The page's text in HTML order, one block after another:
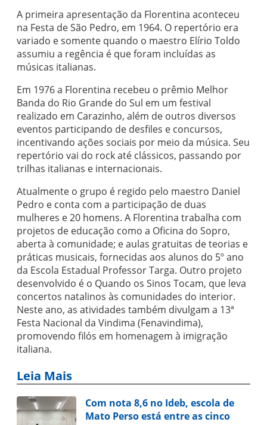
A primeira apresentação da Florentina aconteceu
na Festa de São Pedro, em 1964. O repertório era
variado e somente quando o maestro Elírio Toldo
assumiu a regência é que foram incluídas as
músicas italianas.
Em 1976 a Florentina recebeu o prêmio Melhor
Banda do Rio Grande do Sul em um festival
realizado em Carazinho, além de outros diversos
eventos participando de desfiles e concursos,
incentivando ações sociais por meio da música. Seu
repertório vai do rock até clássicos, passando por
trilhas italianas e internacionais.
Atualmente o grupo é regido pelo maestro Daniel
Pedro e conta com a participação de duas
mulheres e 20 homens. A Florentina trabalha com
projetos de educação como a Oficina do Sopro,
aberta à comunidade; e aulas gratuitas de teorias e
práticas musicais, fornecidas aos alunos do 5º ano
da Escola Estadual Professor Targa. Outro projeto
desenvolvido é o Quando os Sinos Tocam, que leva
concertos natalinos às comunidades do interior.
Neste ano, as atividades também divulgam a 13ª
Festa Nacional da Vindima (Fenavindima),
promovendo filós em homenagem à imigração
italiana.
Leia Mais
Com nota 8,6 no Ideb, escola de
Mato Perso está entre as cinco